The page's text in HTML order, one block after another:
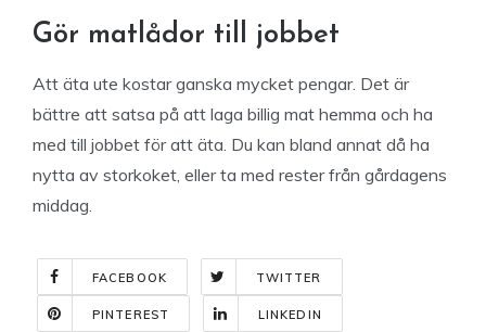
Gör matlådor till jobbet
Att äta ute kostar ganska mycket pengar. Det är
bättre att satsa på att laga billig mat hemma och ha
med till jobbet för att äta. Du kan bland annat då ha
nytta av storkoket, eller ta med rester från gårdagens
middag.
FACEBOOK TWITTER
PINTEREST LINKEDIN